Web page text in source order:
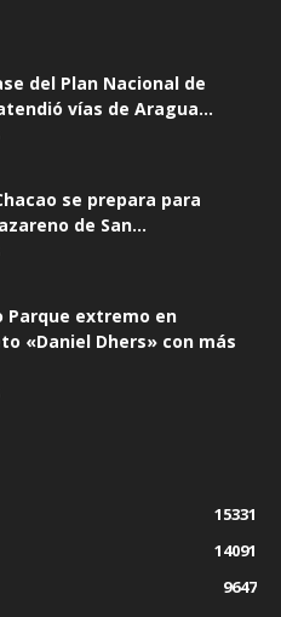
del Plan Nacional de
vías de Aragua...
se prepara para
de San...
Parque extremo en
«Daniel Dhers» con más
15331
14091
9647